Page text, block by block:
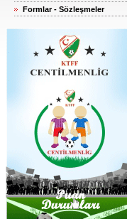
Formlar - Sözleşmeler